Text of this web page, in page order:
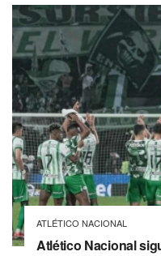
ATLÉTICO NACIONAL
Atlético Nacional